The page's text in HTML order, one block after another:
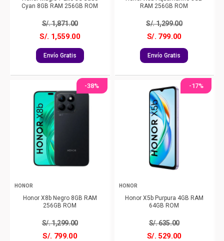
Cyan 8GB RAM 256GB ROM
S/.1,871.00
S/. 1,559.00
Envío Gratis
RAM 256GB ROM
S/.1,299.00
S/. 799.00
Envío Gratis
-38%
HONOR
Honor X8b Negro 8GB RAM
256GB ROM
S/.1,299.00
S/. 799.00
-17%
HONOR
Honor X5b Purpura 4GB RAM
64GB ROM
S/.635.00
S/. 529.00